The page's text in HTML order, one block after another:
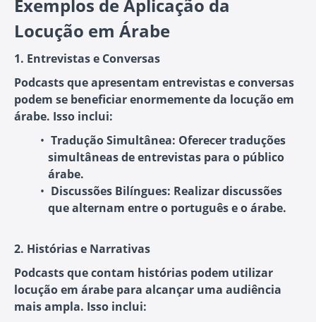
Exemplos de Aplicação da
Locução em Árabe
1. Entrevistas e Conversas
Podcasts que apresentam entrevistas e conversas
podem se beneficiar enormemente da locução em
árabe. Isso inclui:
Tradução Simultânea: Oferecer traduções
simultâneas de entrevistas para o público
árabe.
Discussões Bilíngues: Realizar discussões
que alternam entre o português e o árabe.
2. Histórias e Narrativas
Podcasts que contam histórias podem utilizar
locução em árabe para alcançar uma audiência
mais ampla. Isso inclui: